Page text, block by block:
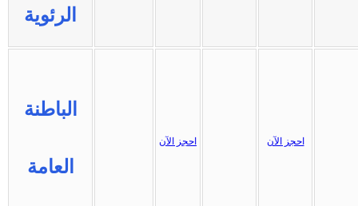
الرئوية
الباطنة
العامة
احجز الآن احجز الآن